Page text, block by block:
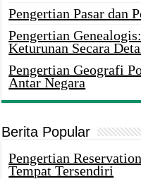
Pengertian Pasar dan
Pengertian
Keturunan Secara
Pengertian Geografi
Antar Negara
Berita Popular
Pengertian
Tempat Tersendiri